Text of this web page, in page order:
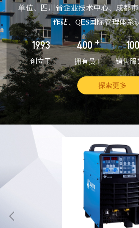
单位、四川省企业技术中心、成都
作站、QES国际管理体系
1993
创立于
400 +
拥有员工
100
销售服
探索更多
